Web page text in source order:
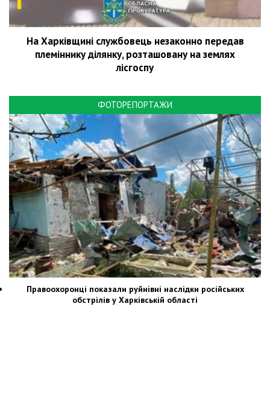
На Харківщині службовець незаконно передав
племіннику ділянку, розташовану на землях
лісгоспу
ФОТОРЕПОРТАЖИ
Правоохоронці показали руйнівні наслідки російських
обстрілів у Харківській області